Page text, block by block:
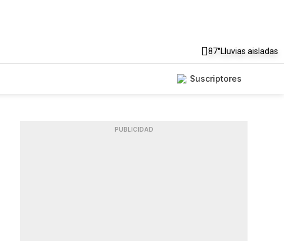
87°Lluvias aisladas
Suscriptores
PUBLICIDAD